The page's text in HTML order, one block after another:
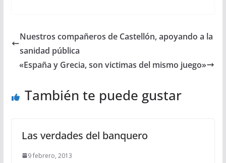
Nuestros compañeros de Castellón, apoyando a la
sanidad pública
«España y Grecia, son victimas del mismo juego»
También te puede gustar
Las verdades del banquero
9 febrero, 2013